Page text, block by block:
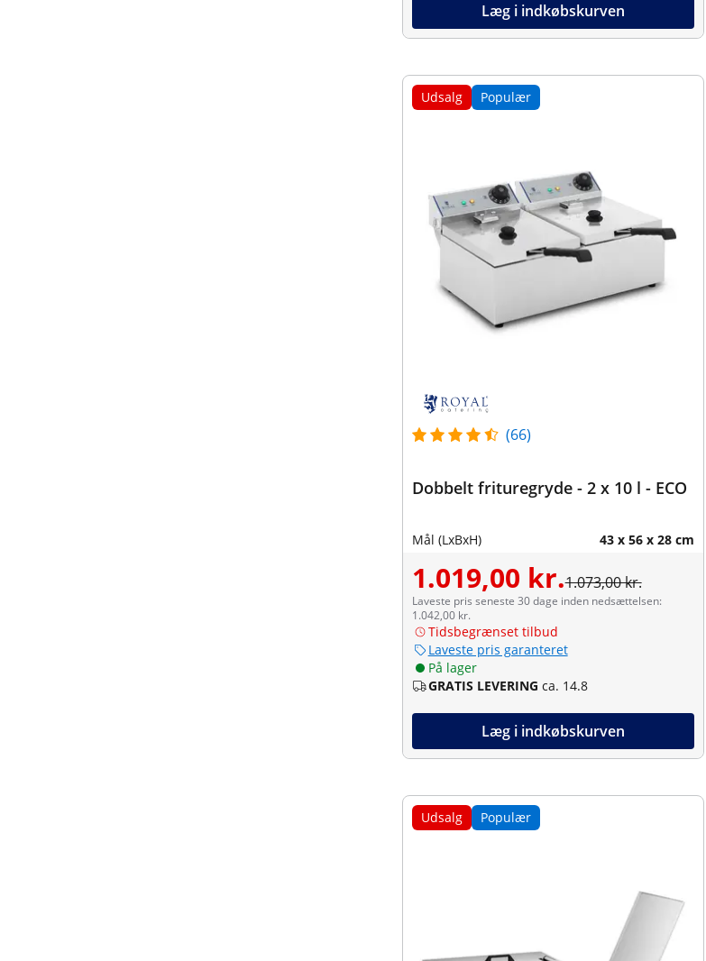
Læg i indkøbskurven
Udsalg Populær
(66)
Dobbelt frituregryde - 2 x 10 l - ECO
Mål (LxBxH) 43 x 56 x 28 cm
1.019,00 kr.1.073,00 kr.
Laveste pris seneste 30 dage inden nedsættelsen:
1.042,00 kr.
Tidsbegrænset tilbud
Laveste pris garanteret
På lager
GRATIS LEVERING ca. 14.8
Læg i indkøbskurven
Udsalg Populær